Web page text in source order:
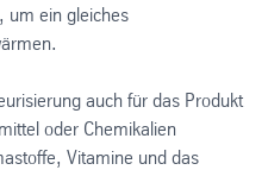
um ein gleiches
auch für das Produkt
oder Chemikalien
Vitamine und das